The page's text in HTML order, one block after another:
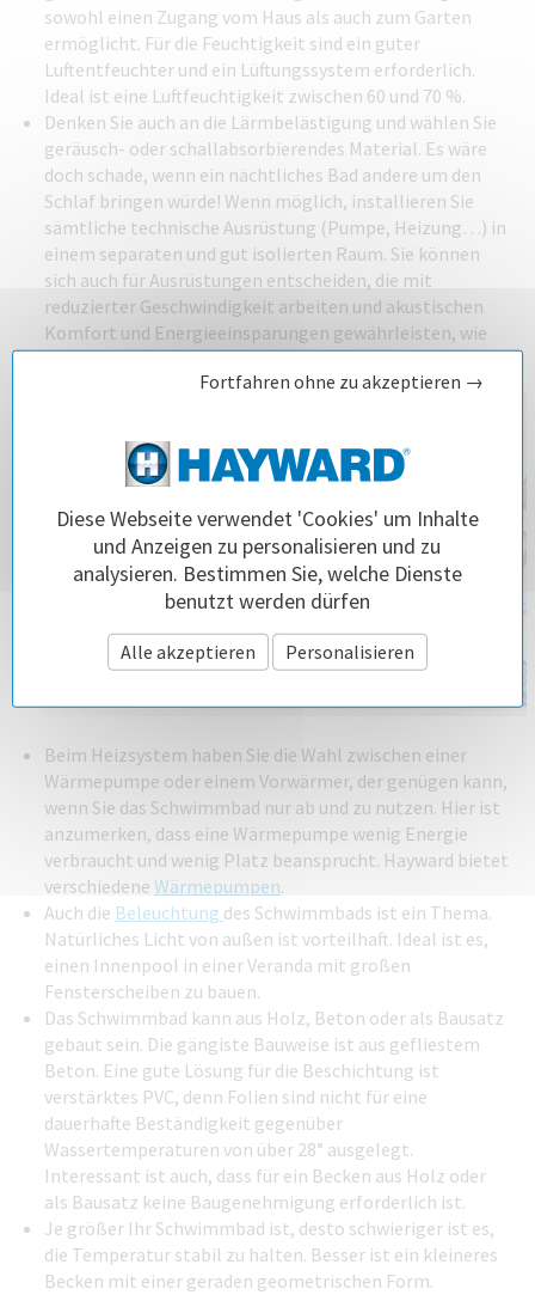
sowohl einen Zugang vom Haus als auch zum Garten
ermöglicht. Für die Feuchtigkeit sind ein guter
Luftentfeuchter und ein Lüftungssystem erforderlich.
Ideal ist eine Luftfeuchtigkeit zwischen 60 und 70 %.
Denken Sie auch an die Lärmbelästigung und wählen Sie
geräusch- oder schallabsorbierendes Material. Es wäre
doch schade, wenn ein nächtliches Bad andere um den
Schlaf bringen würde! Wenn möglich, installieren Sie
sämtliche technische Ausrüstung (Pumpe, Heizung…) in
einem separaten und gut isolierten Raum. Sie können
sich auch für Ausrüstungen entscheiden, die mit
reduzierter Geschwindigkeit arbeiten und akustischen
Komfort und Energieeinsparungen gewährleisten, wie
zum BeispielPumpen mit variabler Geschwindigkeit.
Beim Heizsystem haben Sie die Wahl zwischen einer
Wärmepumpe oder einem Vorwärmer, der genügen kann,
wenn Sie das Schwimmbad nur ab und zu nutzen. Hier ist
anzumerken, dass eine Wärmepumpe wenig Energie
verbraucht und wenig Platz beansprucht. Hayward bietet
verschiedene Wärmepumpen.
Auch die Beleuchtung des Schwimmbads ist ein Thema.
Natürliches Licht von außen ist vorteilhaft. Ideal ist es,
einen Innenpool in einer Veranda mit großen
Fensterscheiben zu bauen.
Das Schwimmbad kann aus Holz, Beton oder als Bausatz
gebaut sein. Die gängiste Bauweise ist aus gefliestem
Beton. Eine gute Lösung für die Beschichtung ist
verstärktes PVC, denn Folien sind nicht für eine
dauerhafte Beständigkeit gegenüber
Wassertemperaturen von über 28° ausgelegt.
Interessant ist auch, dass für ein Becken aus Holz oder
als Bausatz keine Baugenehmigung erforderlich ist.
Je größer Ihr Schwimmbad ist, desto schwieriger ist es,
die Temperatur stabil zu halten. Besser ist ein kleineres
Becken mit einer geraden geometrischen Form.
Diese Webseite verwendet 'Cookies' um Inhalte
und Anzeigen zu personalisieren und zu
analysieren. Bestimmen Sie, welche Dienste
benutzt werden dürfen
Alle akzeptieren
Fortfahren ohne zu akzeptieren →
Personalisieren